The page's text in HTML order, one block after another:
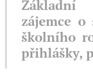
zájemce
školního
přihlášky,